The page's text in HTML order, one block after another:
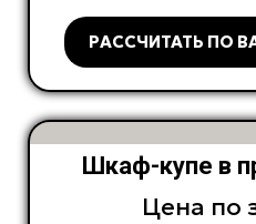
РАССЧИТАТЬ ПО
Шкаф-купе в
Цена по